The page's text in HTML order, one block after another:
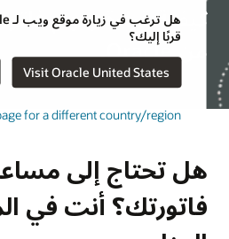
قربًا إليك؟
Visit Oracle United States
for a different country/region
كيفية قراءة وفهم
من Oracle
هل تحتاج إلى
فاتورتك؟ أنت في